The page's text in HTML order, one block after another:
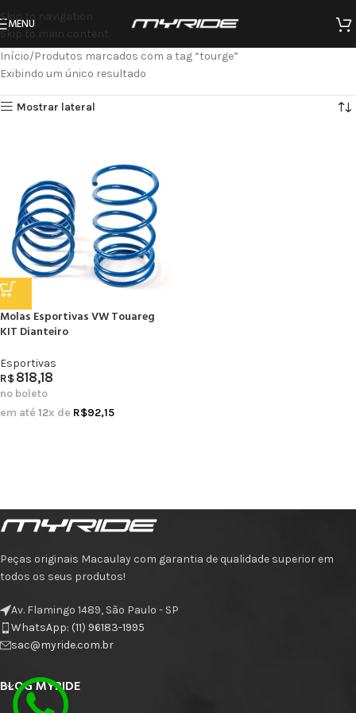
Skip to navigation
Skip to main content
MENU
Início Produtos marcados com a tag “tourge”
Exibindo um único resultado
Mostrar lateral
Molas Esportivas VW Touareg
KIT Dianteiro
Esportivas
R$818,18
no boleto
em até 12x de R$92,15
Peças originais Macaulay com garantia de qualidade superior em
todos os seus produtos!
Av. Flamingo 1489, São Paulo - SP
WhatsApp: (11) 96183-1995
sac@myride.com.br
BLOG MYRIDE